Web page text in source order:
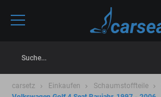
Suche...
carsetz Einkaufen Schaumstoffteile